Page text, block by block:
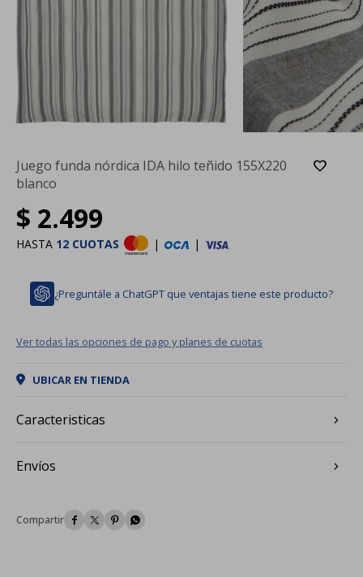
Juego funda nórdica IDA hilo teñido 155X220
blanco
$ 2.499
HASTA 12 CUOTAS | |
¿Preguntále a ChatGPT que ventajas tiene este producto?
Ver todas las opciones de pago y planes de cuotas
UBICAR EN TIENDA
Caracteristicas
Envíos
   